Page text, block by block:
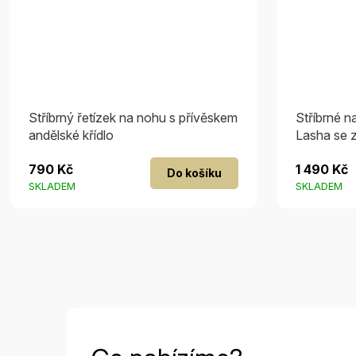
Stříbrný řetízek na nohu s přívěskem
andělské křídlo
SKLADEM
790 Kč Do košíku
Stříbrné
Lasha se
SKLADEM
1 490 Kč